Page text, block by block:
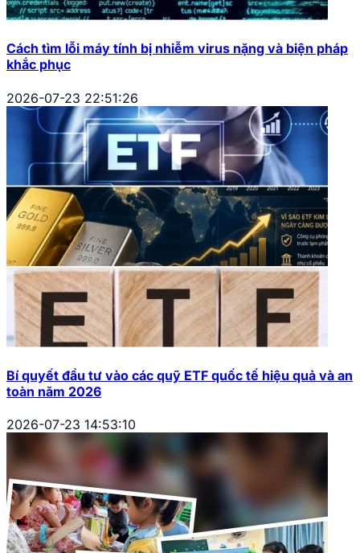
Cách tìm lỗi máy tính bị nhiễm virus nặng và biện pháp
khắc phục
2026-07-23 22:51:26
Bí quyết đầu tư vào các quỹ ETF quốc tế hiệu quả và an
toàn năm 2026
2026-07-23 14:53:10